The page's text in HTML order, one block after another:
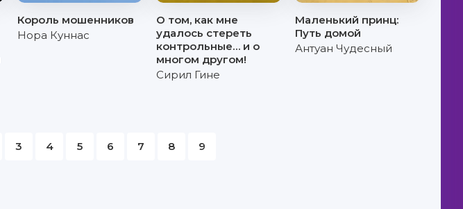
Король мошенников
Нора Куннас
О том, как мне
удалось стереть
контрольные… и о
многом другом!
Сирил Гине
Маленький принц:
Путь домой
Антуан Чудесный
3 4 5 6 7 8 9